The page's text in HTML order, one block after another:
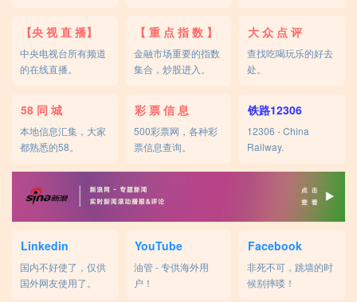
【央 视 直 播】
中央电视台所有频道
的在线直播。
【 重 点 指 数 】
金融市场重要的指数
集合，炒股进入。
大 众 点 评
查找吃喝玩乐的好去
处。
58 同 城
本地信息汇集，大家
都熟悉的58。
彩 票 信 息
500彩票网，各种彩
票信息查询。
铁路12306
12306 - China
Railway.
Linkedin
国内不好使了，仅供
国外网友使用了。
YouTube
油管 - 专供海外用
户！
Facebook
非死不可，跳墙的时
候别摔喽！